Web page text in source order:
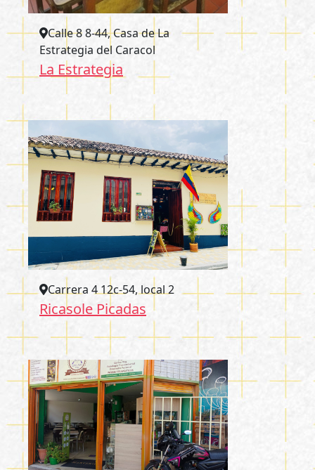
Calle 8 8-44, Casa de La
Estrategia del Caracol
La Estrategia
Carrera 4 12c-54, local 2
Ricasole Picadas